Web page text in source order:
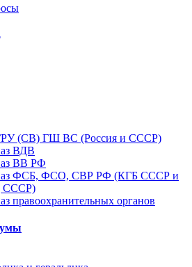
(СВ) ГШ ВС (Россия и СССР)
ВДВ
ВВ РФ
ФСБ, ФСО, СВР РФ (КГБ СССР и
правоохранительных органов